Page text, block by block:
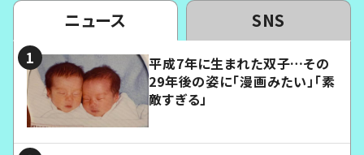
ニュース SNS
平成7年に生まれた双子…その
29年後の姿に「漫画みたい」「素
敵すぎる」